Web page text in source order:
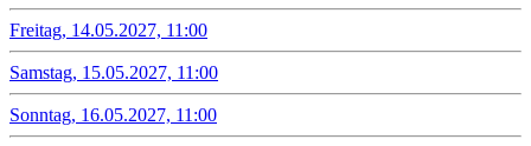
Freitag, 14.05.2027, 11:00
Samstag, 15.05.2027, 11:00
Sonntag, 16.05.2027, 11:00